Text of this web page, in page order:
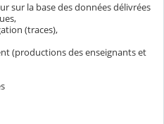
sur la base des données délivrées
(traces),
(productions des enseignants et